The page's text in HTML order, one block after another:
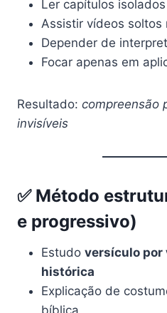
Ler capítulos
Assistir vídeos soltos
Depender de
Focar apenas em
Resultado: compreensão
invisíveis
✅ Método
e progressivo)
Estudo versículo por
histórica
Explicação de
bíblica